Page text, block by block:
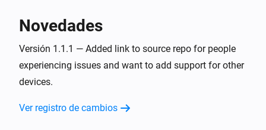
Logitech Z-5500 5.1 Set
Novedades
Versión 1.1.1 — Added link to source repo for people
experiencing issues and want to add support for other
devices.
Ver registro de cambios